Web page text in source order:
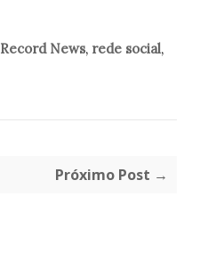
Record News, rede social,
Próximo Post →